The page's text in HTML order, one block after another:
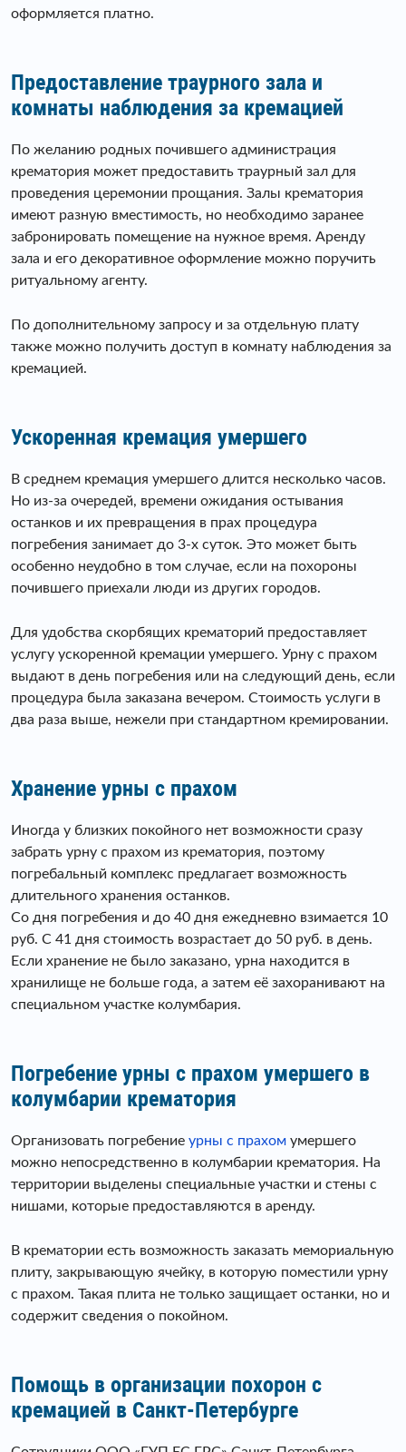
оформляется платно.
Предоставление траурного зала и
комнаты наблюдения за кремацией
По желанию родных почившего администрация
крематория может предоставить траурный зал для
проведения церемонии прощания. Залы крематория
имеют разную вместимость, но необходимо заранее
забронировать помещение на нужное время. Аренду
зала и его декоративное оформление можно поручить
ритуальному агенту.
По дополнительному запросу и за отдельную плату
также можно получить доступ в комнату наблюдения за
кремацией.
Ускоренная кремация умершего
В среднем кремация умершего длится несколько часов.
Но из-за очередей, времени ожидания остывания
останков и их превращения в прах процедура
погребения занимает до 3-х суток. Это может быть
особенно неудобно в том случае, если на похороны
почившего приехали люди из других городов.
Для удобства скорбящих крематорий предоставляет
услугу ускоренной кремации умершего. Урну с прахом
выдают в день погребения или на следующий день, если
процедура была заказана вечером. Стоимость услуги в
два раза выше, нежели при стандартном кремировании.
Хранение урны с прахом
Иногда у близких покойного нет возможности сразу
забрать урну с прахом из крематория, поэтому
погребальный комплекс предлагает возможность
длительного хранения останков.
Со дня погребения и до 40 дня ежедневно взимается 10
руб. С 41 дня стоимость возрастает до 50 руб. в день.
Если хранение не было заказано, урна находится в
хранилище не больше года, а затем еë захоранивают на
специальном участке колумбария.
Погребение урны с прахом умершего в
колумбарии крематория
Организовать погребение урны с прахом умершего
можно непосредственно в колумбарии крематория. На
территории выделены специальные участки и стены с
нишами, которые предоставляются в аренду.
В крематории есть возможность заказать мемориальную
плиту, закрывающую ячейку, в которую поместили урну
с прахом. Такая плита не только защищает останки, но и
содержит сведения о покойном.
Помощь в организации похорон с
кремацией в Санкт-Петербурге